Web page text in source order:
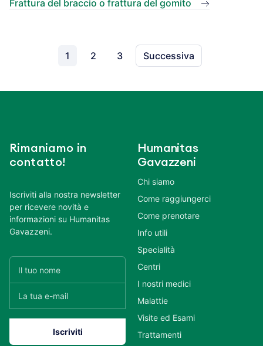
Frattura del braccio o frattura del gomito
1 2 3 Successiva
Rimaniamo in
contatto!
Iscriviti alla nostra newsletter
per ricevere novità e
informazioni su Humanitas
Gavazzeni.
Humanitas
Gavazzeni
Chi siamo
Come raggiungerci
Come prenotare
Info utili
Specialità
Centri
I nostri medici
Malattie
Visite ed Esami
Trattamenti